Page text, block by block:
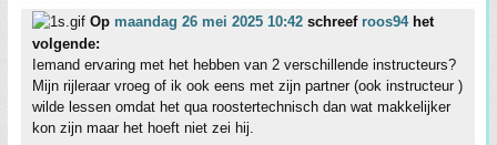
Op maandag 26 mei 2025 10:42 schreef roos94het
volgende:
Iemand ervaring met het hebben van 2 verschillende instructeurs?
Mijn rijleraar vroeg of ik ook eens met zijn partner (ook instructeur )
wilde lessen omdat het qua roostertechnisch dan wat makkelijker
kon zijn maar het hoeft niet zei hij.